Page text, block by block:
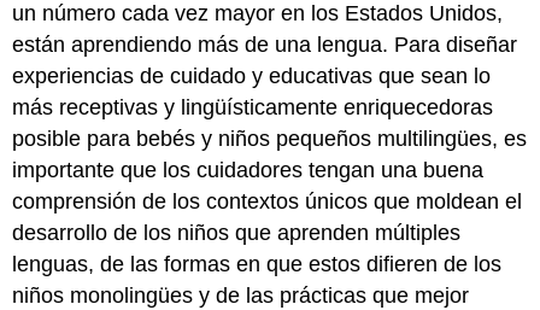
un número cada vez mayor en los Estados Unidos,
están aprendiendo más de una lengua. Para diseñar
experiencias de cuidado y educativas que sean lo
más receptivas y lingüísticamente enriquecedoras
posible para bebés y niños pequeños multilingües, es
importante que los cuidadores tengan una buena
comprensión de los contextos únicos que moldean el
desarrollo de los niños que aprenden múltiples
lenguas, de las formas en que estos difieren de los
niños monolingües y de las prácticas que mejor